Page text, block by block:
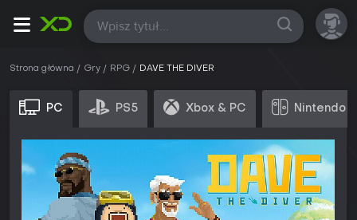
Wszystkie
Strona główna Gry RPG DAVE THE DIVER
PC PS5 Xbox & PC Nintendo